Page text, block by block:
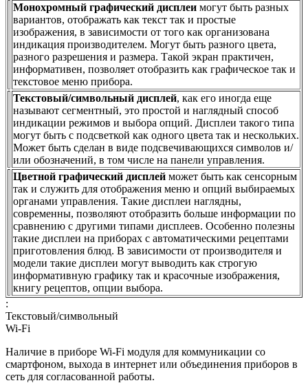
Монохромный графический дисплеи могут быть разных
вариантов, отображать как текст так и простые
изображения, в зависимости от того как организована
индикация производителем. Могут быть разного цвета,
разного разрешения и размера. Такой экран практичен,
информативен, позволяет отобразить как графическое так и
текстовое меню прибора.
Текстовый/символьный дисплей, как его иногда еще
называют сегментный, это простой и наглядный способ
индикации режимов и выбора опций. Дисплеи такого типа
могут быть с подсветкой как одного цвета так и нескольких.
Может быть сделан в виде подсвечивающихся символов и/
или обозначений, в том числе на панели управления.
Цветной графический дисплей может быть как сенсорным
так и служить для отображения меню и опций выбираемых
органами управления. Такие дисплеи наглядны,
современны, позволяют отобразить больше информации по
сравнению с другими типами дисплеев. Особенно полезны
такие дисплеи на приборах с автоматическими рецептами
приготовления блюд. В зависимости от производителя и
модели такие дисплеи могут выводить как строгую
информативную графику так и красочные изображения,
книгу рецептов, опции выбора.
:
Текстовый/символьный
Wi-Fi
Наличие в приборе Wi-Fi модуля для коммуникации со
смартфоном, выхода в интернет или объединения приборов в
сеть для согласованной работы.